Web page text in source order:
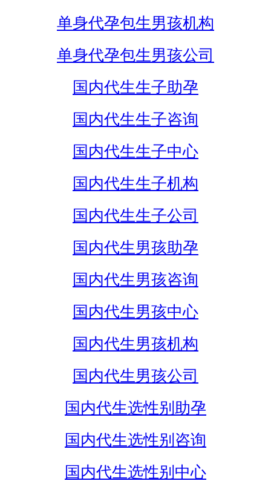
单身代孕包生男孩机构
单身代孕包生男孩公司
国内代生生子助孕
国内代生生子咨询
国内代生生子中心
国内代生生子机构
国内代生生子公司
国内代生男孩助孕
国内代生男孩咨询
国内代生男孩中心
国内代生男孩机构
国内代生男孩公司
国内代生选性别助孕
国内代生选性别咨询
国内代生选性别中心